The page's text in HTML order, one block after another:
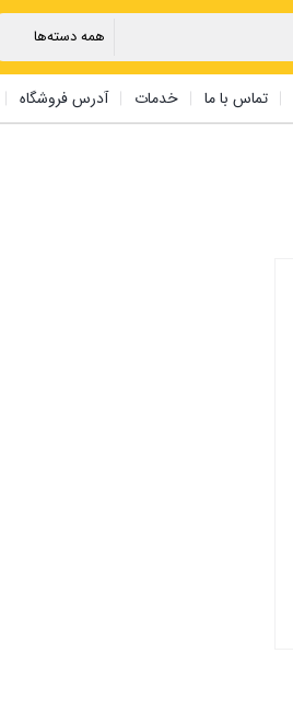
تماس با ما خدمات آدرس فروشگاه